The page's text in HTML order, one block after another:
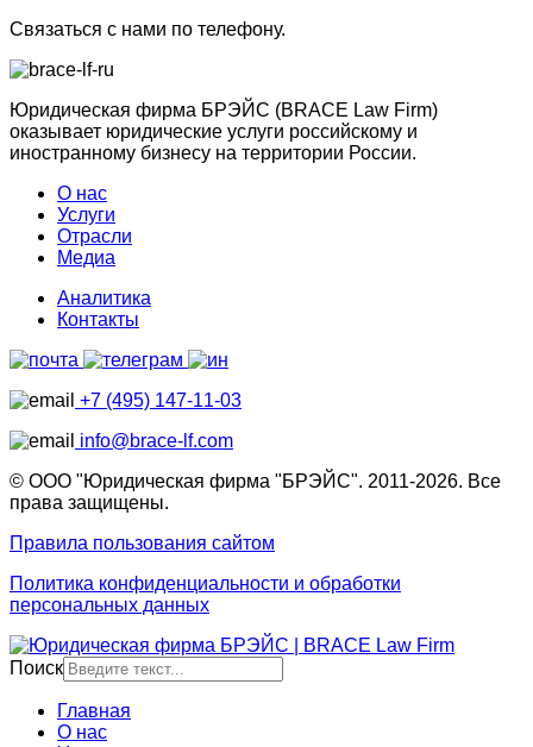
Связаться с нами по телефону.
Юридическая фирма БРЭЙС (BRACE Law Firm)
оказывает юридические услуги российскому и
иностранному бизнесу на территории России.
О нас
Услуги
Отрасли
Медиа
Аналитика
Контакты
+7 (495) 147-11-03
info@brace-lf.com
© ООО "Юридическая фирма "БРЭЙС". 2011-2026. Все
права защищены.
Правила пользования сайтом
Политика конфиденциальности и обработки
персональных данных
Поиск
Главная
О нас